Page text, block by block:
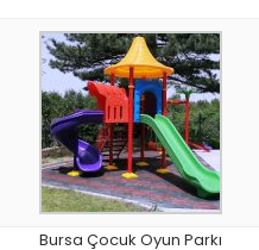
Bursa Çocuk Oyun Parkı